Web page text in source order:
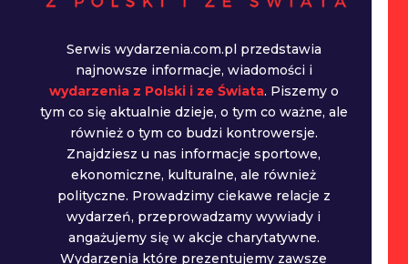
Serwis wydarzenia.com.pl przedstawia
najnowsze informacje, wiadomości i
wydarzenia z Polski i ze Świata. Piszemy o
tym co się aktualnie dzieje, o tym co ważne, ale
również o tym co budzi kontrowersje.
Znajdziesz u nas informacje sportowe,
ekonomiczne, kulturalne, ale również
polityczne. Prowadzimy ciekawe relacje z
wydarzeń, przeprowadzamy wywiady i
angażujemy się w akcje charytatywne.
Wydarzenia które prezentujemy zawsze